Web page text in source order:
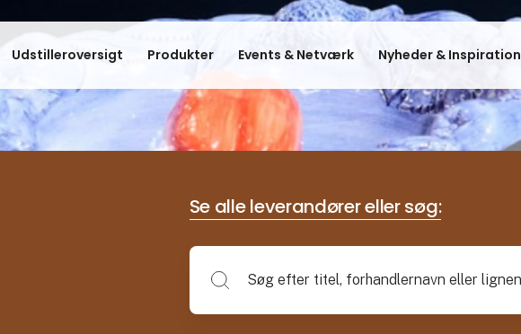
Udstilleroversigt Produkter Events & Netværk Nyheder & Inspiration
Se alle leverandører eller søg: